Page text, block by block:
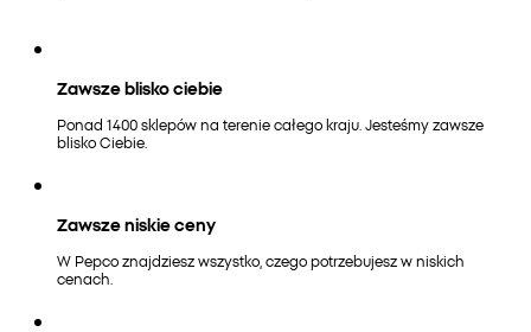
Zawsze blisko ciebie
Ponad 1400 sklepów na terenie całego kraju. Jesteśmy zawsze
blisko Ciebie.
Zawsze niskie ceny
W Pepco znajdziesz wszystko, czego potrzebujesz w niskich
cenach.